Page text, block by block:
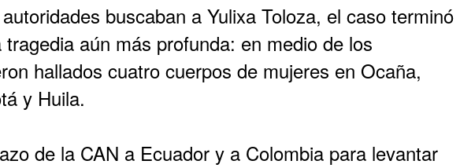
buscaban a Yulixa Toloza, el caso terminó
tragedia aún más profunda: en medio de los
hallados cuatro cuerpos de mujeres en Ocaña,
y Huila.
de la CAN a Ecuador y a Colombia para levantar